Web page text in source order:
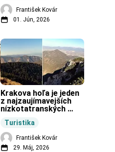
František Kovár
01. Jún, 2026
Turistika
Krakova hoľa je jeden
z najzaujímavejších
nízkotatranských
František Kovár
29. Máj, 2026